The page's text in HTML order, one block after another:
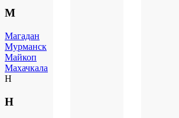
М
Магадан
Мурманск
Майкоп
Махачкала
Н
Н